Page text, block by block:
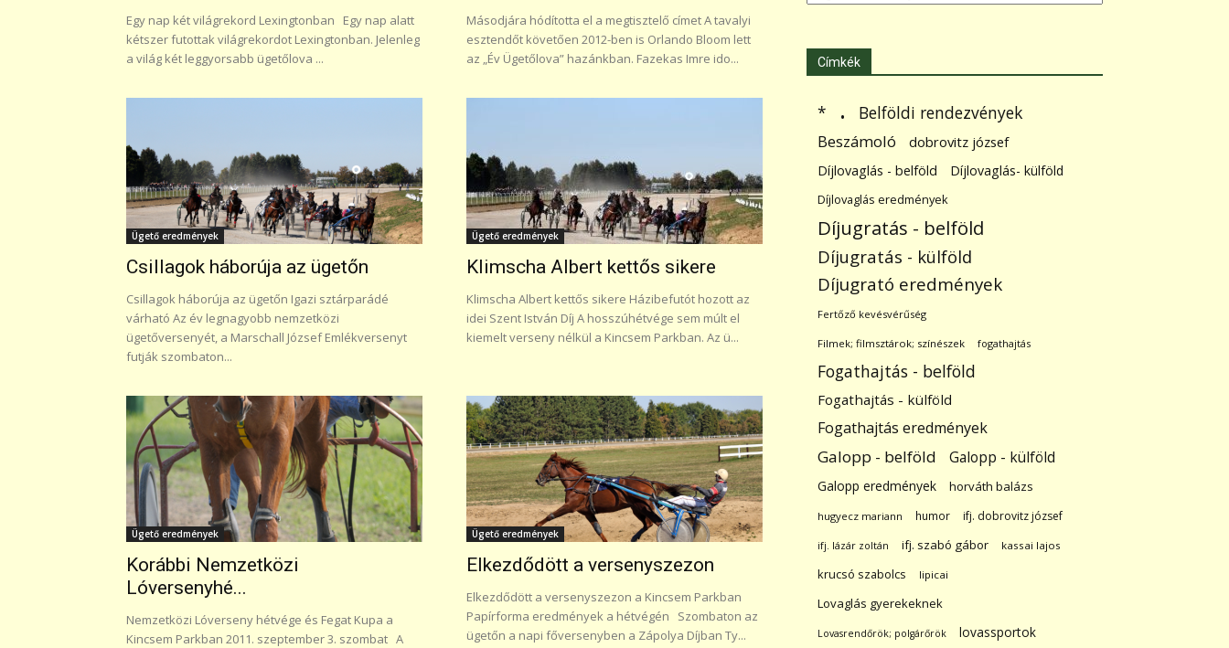
Egy nap két világrekord Lexingtonban Egy nap alatt
kétszer futottak világrekordot Lexingtonban. Jelenleg
a világ két leggyorsabb ügetőlova ...
Másodjára hódította el a megtisztelő címet A tavalyi
esztendőt követően 2012-ben is Orlando Bloom lett
az „Év Ügetőlova” hazánkban. Fazekas Imre ido...
Ügető eredmények
Csillagok háborúja az ügetőn
Csillagok háborúja az ügetőn Igazi sztárparádé
várható Az év legnagyobb nemzetközi
ügetőversenyét, a Marschall József Emlékversenyt
futják szombaton...
Ügető eredmények
Klimscha Albert kettős sikere
Klimscha Albert kettős sikere Házibefutót hozott az
idei Szent István Díj A hosszúhétvége sem múlt el
kiemelt verseny nélkül a Kincsem Parkban. Az ü...
Ügető eredmények
Korábbi Nemzetközi
Lóversenyhé...
Nemzetközi Lóverseny hétvége és Fegat Kupa a
Kincsem Parkban 2011. szeptember 3. szombat A
Ügető eredmények
Elkezdődött a versenyszezon
Elkezdődött a versenyszezon a Kincsem Parkban
Papírforma eredmények a hétvégén Szombaton az
ügetőn a napi főversenyben a Zápolya Díjban Ty...
Címkék
* . Belföldi rendezvények
Beszámoló dobrovitz józsef
Díjlovaglás - belföld Díjlovaglás- külföld
Díjlovaglás eredmények
Díjugratás - belföld
Díjugratás - külföld
Díjugrató eredmények
Fertőző kevésvérűség
Filmek; filmsztárok; színészek fogathajtás
Fogathajtás - belföld
Fogathajtás - külföld
Fogathajtás eredmények
Galopp - belföld Galopp - külföld
Galopp eredmények horváth balázs
hugyecz mariann humor ifj. dobrovitz józsef
ifj. lázár zoltán ifj. szabó gábor kassai lajos
krucsó szabolcs lipicai
Lovaglás gyerekeknek
Lovasrendőrök; polgárőrök
lovassportok